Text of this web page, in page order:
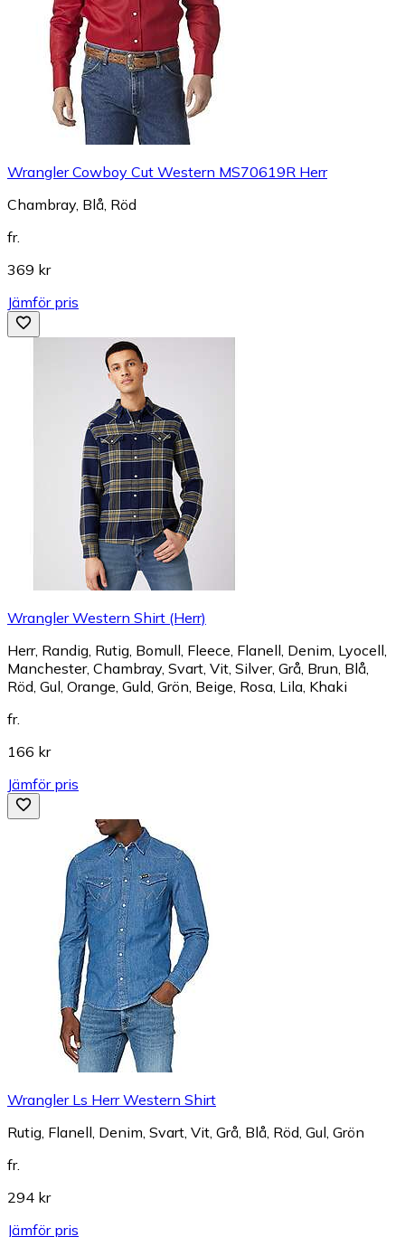
Wrangler Cowboy Cut Western MS70619R Herr
Chambray, Blå, Röd
fr.
369 kr
Jämför pris
Wrangler Western Shirt (Herr)
Herr, Randig, Rutig, Bomull, Fleece, Flanell, Denim, Lyocell,
Manchester, Chambray, Svart, Vit, Silver, Grå, Brun, Blå,
Röd, Gul, Orange, Guld, Grön, Beige, Rosa, Lila, Khaki
fr.
166 kr
Jämför pris
Wrangler Ls Herr Western Shirt
Rutig, Flanell, Denim, Svart, Vit, Grå, Blå, Röd, Gul, Grön
fr.
294 kr
Jämför pris